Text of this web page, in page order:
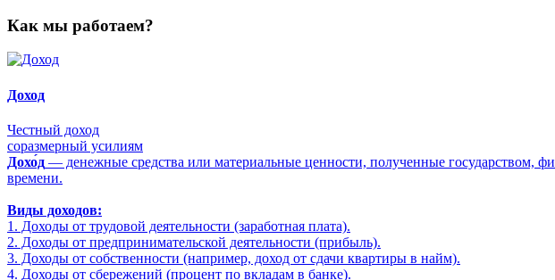
Как мы работаем?
Доход
Честный доход
соразмерный усилиям
Дохо́д — денежные средства или материальные ценности, полученные государством,
времени.
Виды доходов:
1. Доходы от трудовой деятельности (заработная плата).
2. Доходы от предпринимательской деятельности (прибыль).
3. Доходы от собственности (например, доход от сдачи квартиры в найм).
4. Доходы от сбережений (процент по вкладам в банке).